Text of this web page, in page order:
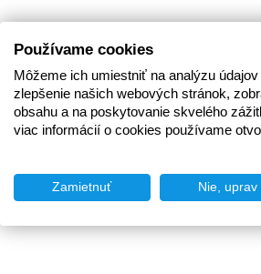
Používame cookies
Môžeme ich umiestniť na analýzu
zlepšenie našich webových stránok,
obsahu a na poskytovanie skvelého
viac informácií o cookies používame
Zamietnuť Nie, uprav